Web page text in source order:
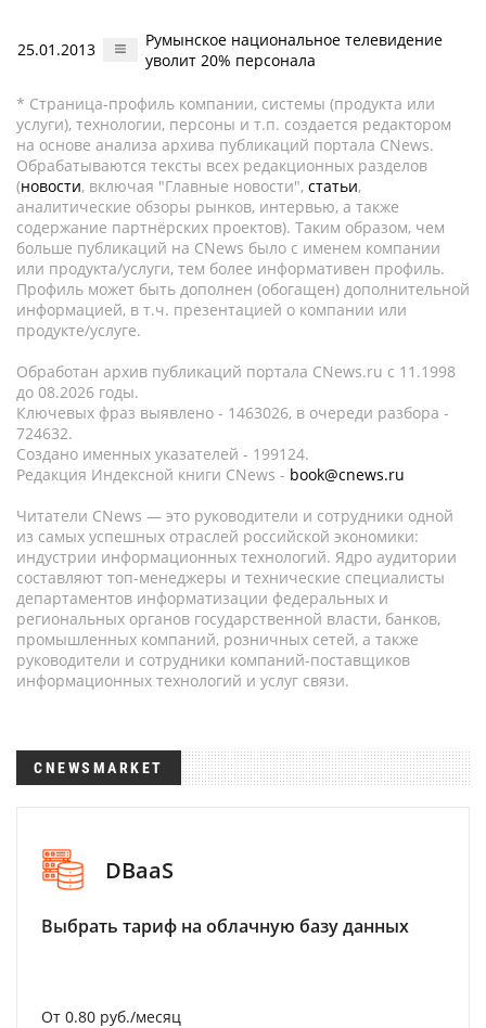
25.01.2013
Румынское национальное телевидение
уволит 20% персонала
* Страница-профиль компании, системы (продукта или
услуги), технологии, персоны и т.п. создается редактором
на основе анализа архива публикаций портала CNews.
Обрабатываются тексты всех редакционных разделов
(новости, включая "Главные новости", статьи,
аналитические обзоры рынков, интервью, а также
содержание партнёрских проектов). Таким образом, чем
больше публикаций на CNews было с именем компании
или продукта/услуги, тем более информативен профиль.
Профиль может быть дополнен (обогащен) дополнительной
информацией, в т.ч. презентацией о компании или
продукте/услуге.
Обработан архив публикаций портала CNews.ru c 11.1998
до 08.2026 годы.
Ключевых фраз выявлено - 1463026, в очереди разбора -
724632.
Создано именных указателей - 199124.
Редакция Индексной книги CNews - book@cnews.ru
Читатели CNews — это руководители и сотрудники одной
из самых успешных отраслей российской экономики:
индустрии информационных технологий. Ядро аудитории
составляют топ-менеджеры и технические специалисты
департаментов информатизации федеральных и
региональных органов государственной власти, банков,
промышленных компаний, розничных сетей, а также
руководители и сотрудники компаний-поставщиков
информационных технологий и услуг связи.
CNEWSMARKET
DBaaS
Выбрать тариф на облачную базу данных
От 0.80 руб./месяц